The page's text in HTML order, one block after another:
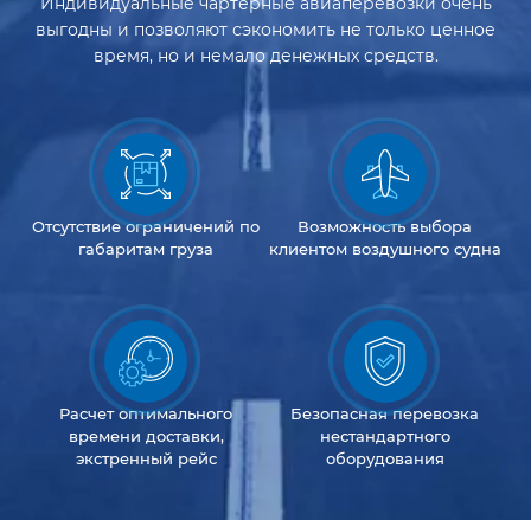
выгодны и позволяют сэкономить не только ценное
время, но и немало денежных средств.
Отсутствиеограничений по
габаритам груза
Возможность выбора
клиентом воздушного судна
Расчет оптимального
времени доставки,
экстренный рейс
Безопасная перевозка
нестандартного
оборудования